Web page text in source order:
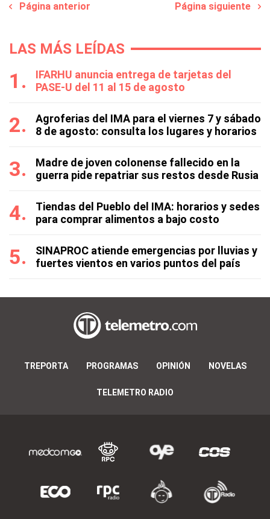
Página anterior Página siguiente
LAS MÁS LEÍDAS
IFARHU anuncia entrega de tarjetas del
PASE-U del 11 al 15 de agosto
Agroferias del IMA para el viernes 7 y sábado
8 de agosto: consulta los lugares y horarios
Madre de joven colonense fallecido en la
guerra pide repatriar sus restos desde Rusia
Tiendas del Pueblo del IMA: horarios y sedes
para comprar alimentos a bajo costo
SINAPROC atiende emergencias por lluvias y
fuertes vientos en varios puntos del país
TREPORTA PROGRAMAS OPINIÓN NOVELAS
TELEMETRO RADIO